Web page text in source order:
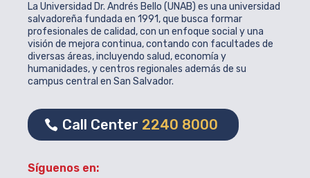
La Universidad Dr. Andrés Bello (UNAB) es una universidad
salvadoreña fundada en 1991, que busca formar
profesionales de calidad, con un enfoque social y una
visión de mejora continua, contando con facultades de
diversas áreas, incluyendo salud, economía y
humanidades, y centros regionales además de su
campus central en San Salvador.
Call Center 2240 8000
Síguenos en: